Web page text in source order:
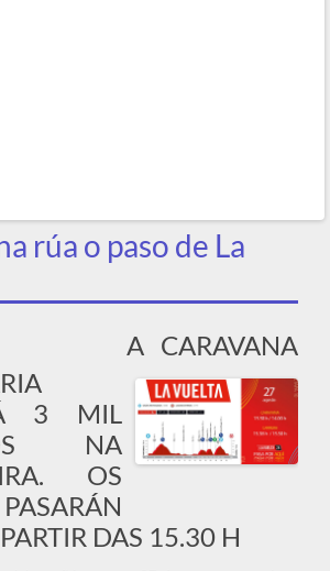
rúa o paso de La
A CARAVANA
3 MIL
NA
OS
DAS 15.30 H